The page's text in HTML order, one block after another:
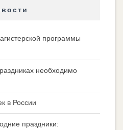
программы
необходимо
в России
праздники: